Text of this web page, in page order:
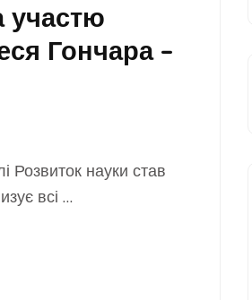
участю
Гончара –
Розвиток науки став
всі …